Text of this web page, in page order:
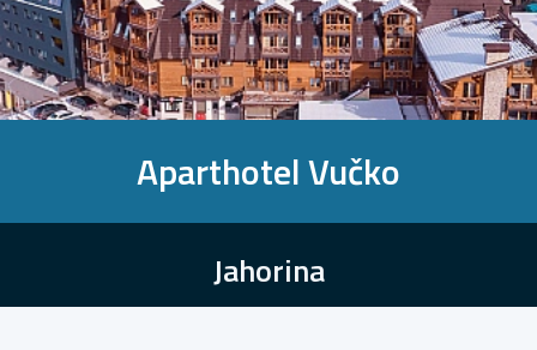
Aparthotel Vučko
Jahorina